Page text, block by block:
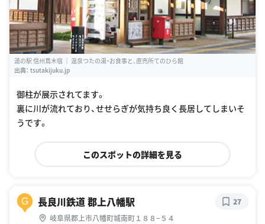
道の駅 信州蔦木宿 ｜ 温泉つたの湯・お食事と、直売所てのひら館
出典： tsutakijuku.jp
御柱が展示されてます。
裏に川が流れており、せせらぎが気持ち良く長居してしまいそ
うです。
このスポットの詳細を見る
G 長良川鉄道 郡上八幡駅
岐阜県郡上市八幡町城南町１８８−５４
27